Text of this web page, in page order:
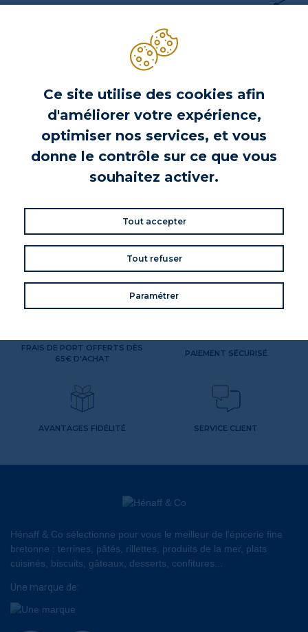
Ce site utilise des cookies afin
d'améliorer votre expérience,
optimiser nos services, et vous
donne le contrôle sur ce que vous
souhaitez activer.
Tout accepter
Tout refuser
Paramétrer
INFORMATIONS PRODUIT
VOS AVIS Donnez votre avis
Commentaires (0)
DE LA MÊME MARQUE
FRAIS DE PORT OFFERTS DÈS
65€ D'ACHAT
PAIEMENT SÉCURISÉ
AVANTAGES FIDÉLITÉ SERVICE CLIENT
Hénaff & Co sélectionne pour vous le meilleur de l'épicerie fine
bretonne : terrines, pâtés, rillettes, produits de la mer, plats
cuisinés, biscuits, gâteaux, desserts, confitures...
Une marque de: